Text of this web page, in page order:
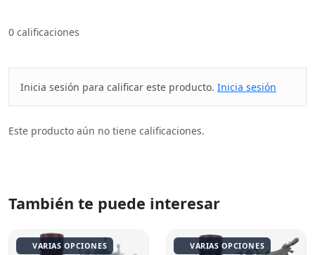
0 calificaciones
Inicia sesión para calificar este producto. Inicia sesión
Este producto aún no tiene calificaciones.
También te puede interesar
VARIAS OPCIONES VARIAS OPCIONES